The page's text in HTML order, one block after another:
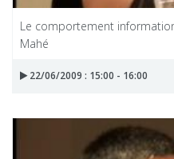
Le comportement
Mahé
22/06/2009 : 15:00 - 16:00